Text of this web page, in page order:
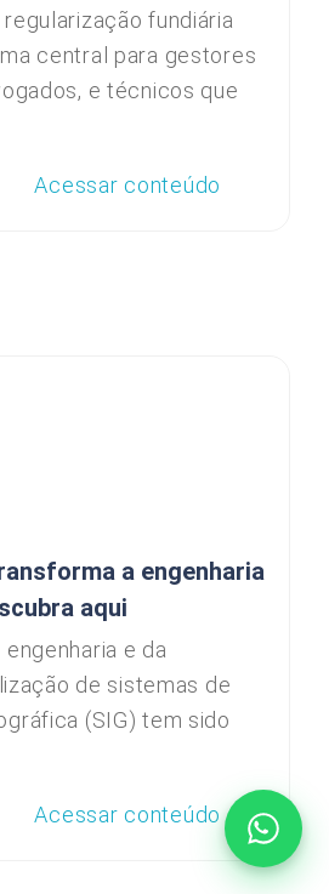
fundiária
central para gestores
e técnicos que
Acessar conteúdo
a engenharia
aqui
e da
de sistemas de
(SIG) tem sido
Acessar conteúdo